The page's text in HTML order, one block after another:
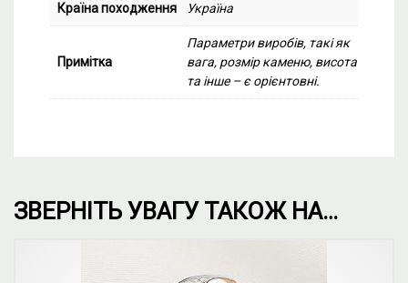
Країна походження Україна
Примітка
Параметри виробів, такі як
вага, розмір каменю, висота
та інше – є орієнтовні.
ЗВЕРНІТЬ УВАГУ ТАКОЖ НА…